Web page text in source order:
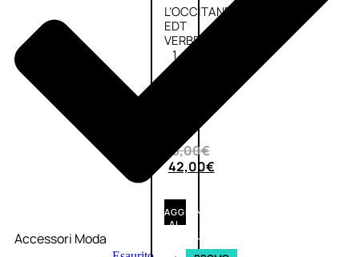
L’OCCITANE
EDT
VERBENA
1
56,00€
42,00€
AGGIUNGI
AL
CARRELLO
Accessori Moda